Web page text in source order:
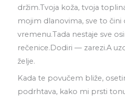
držim.Tvoja koža, tvoja
mojim dlanovima, sve to
vremenu.Tada nestaje sve
rečenice.Dodiri — zarezi.A
želje.
Kada te povučem bliže,
podrhtava, kako mi prsti